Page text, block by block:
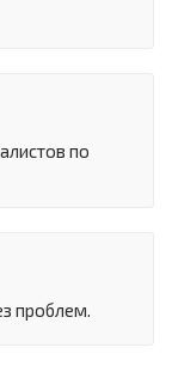
по
проблем.